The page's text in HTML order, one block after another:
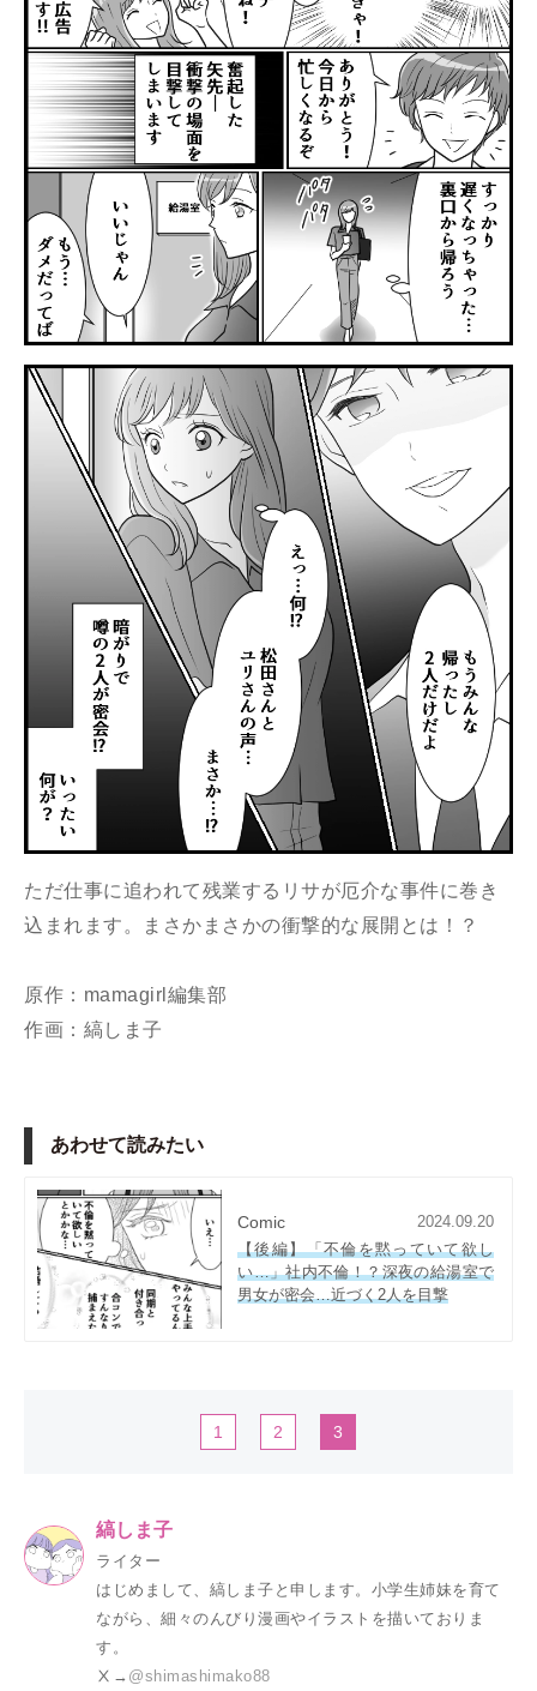
ただ仕事に追われて残業するリサが厄介な事件に巻き
込まれます。まさかまさかの衝撃的な展開とは！？
原作：mamagirl編集部
作画：縞しま子
あわせて読みたい
Comic
2024.09.20
【後編】「不倫を黙っていて欲し
い…」社内不倫！？深夜の給湯室で
男女が密会…近づく2人を目撃
1 2 3
縞しま子
ライター
はじめまして、縞しま子と申します。小学生姉妹を育て
ながら、細々のんびり漫画やイラストを描いておりま
す。
Ⅹ→ @shimashimako88